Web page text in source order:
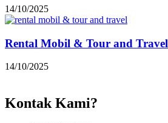
14/10/2025
Rental Mobil & Tour and Travel
14/10/2025
Kontak Kami?